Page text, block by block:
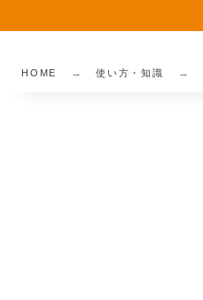
HOME 使い方・知識